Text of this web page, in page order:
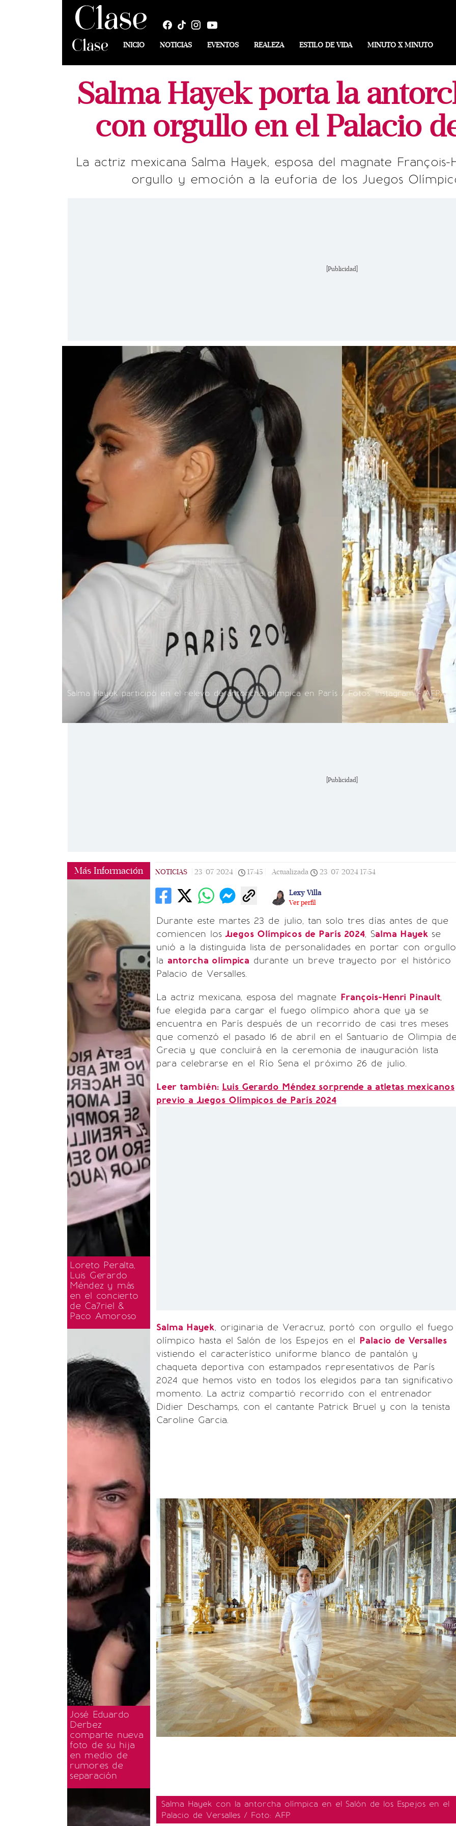
INICIO NOTICIAS EVENTOS REALEZA ESTILO DE VIDA MINUTO X MINUTO
Salma Hayek porta la
con orgullo en el Palacio
La actriz mexicana Salma Hayek, esposa del magnate
orgullo y emoción a la euforia de los Juegos
[Publicidad]
Salma Hayek participó en el relevo de antorcha olímpica en París / Fotos: Instagram - AFP
[Publicidad]
Más Información
Loreto Peralta,
Luis Gerardo
Méndez y más
en el concierto
de Ca7riel &
Paco Amoroso
José Eduardo
Derbez
comparte nueva
foto de su hija
en medio de
rumores de
separación
NOTICIAS 23/07/2024 17:45 Actualizada 23/07/2024 17:54
Lexy Villa
Ver perfil
Durante este martes 23 de julio, tan solo tres días antes de que
comiencen los Juegos Olímpicos de París 2024, Salma Hayek se
unió a la distinguida lista de personalidades en portar con orgullo
la antorcha olímpica durante un breve trayecto por el histórico
Palacio de Versalles.
La actriz mexicana, esposa del magnate François-Henri Pinault,
fue elegida para cargar el fuego olímpico ahora que ya se
encuentra en París después de un recorrido de casi tres meses
que comenzó el pasado 16 de abril en el Santuario de Olimpia de
Grecia y que concluirá en la ceremonia de inauguración lista
para celebrarse en el Río Sena el próximo 26 de julio.
Leer también: Luis Gerardo Méndez sorprende a atletas mexicanos
previo a Juegos Olímpicos de París 2024
Salma Hayek, originaria de Veracruz, portó con orgullo el fuego
olímpico hasta el Salón de los Espejos en el Palacio de Versalles
vistiendo el característico uniforme blanco de pantalón y
chaqueta deportiva con estampados representativos de París
2024 que hemos visto en todos los elegidos para tan significativo
momento. La actriz compartió recorrido con el entrenador
Didier Deschamps, con el cantante Patrick Bruel y con la tenista
Caroline Garcia.
Salma Hayek con la antorcha olímpica en el Salón de los Espejos en el
Palacio de Versalles / Foto: AFP